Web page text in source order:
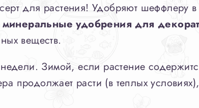
для растения! Удобряют шеффлеру
удобрения для
веществ.
Зимой, если растение
продолжает расти (в теплых